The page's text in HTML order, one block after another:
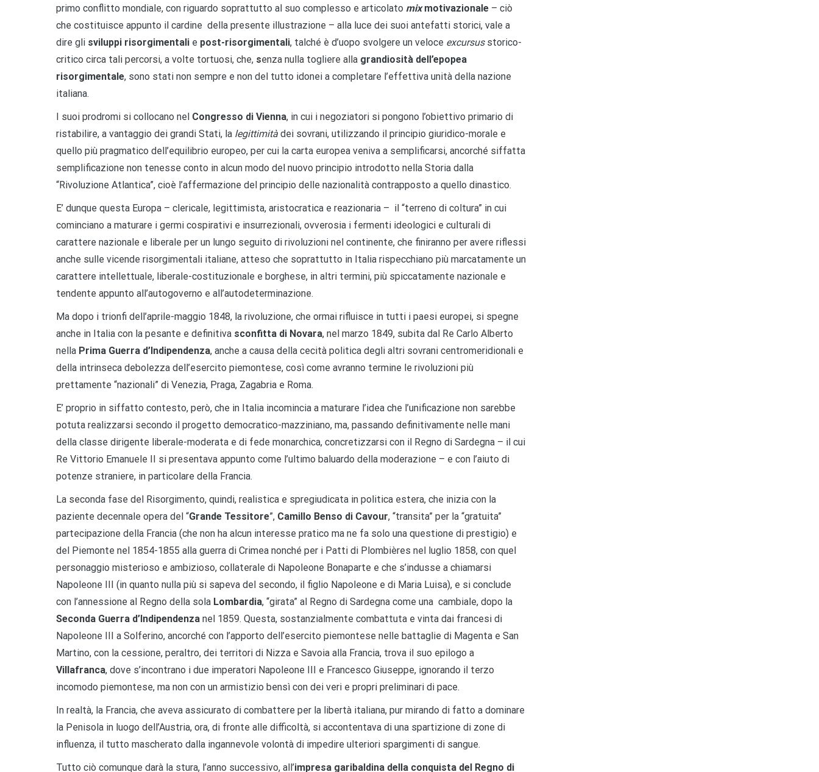
primo conflitto mondiale, con riguardo soprattutto al suo complesso e articolato mixmotivazionale – ciò
che costituisce appunto il cardine della presente illustrazione – alla luce dei suoi antefatti storici, vale a
dire gli sviluppi risorgimentali e post-risorgimentali, talché è d’uopo svolgere un veloce excursusstorico-
critico circa tali percorsi, a volte tortuosi, che, senza nulla togliere alla grandiosità dell’epopea
risorgimentale, sono stati non sempre e non del tutto idonei a completare l’effettiva unità della nazione
italiana.
I suoi prodromi si collocano nel Congresso di Vienna, in cui i negoziatori si pongono l’obiettivo primario di
ristabilire, a vantaggio dei grandi Stati, la legittimità dei sovrani, utilizzando il principio giuridico-morale e
quello più pragmatico dell’equilibrio europeo, per cui la carta europea veniva a semplificarsi, ancorché siffatta
semplificazione non tenesse conto in alcun modo del nuovo principio introdotto nella Storia dalla
“Rivoluzione Atlantica”, cioè l’affermazione del principio delle nazionalità contrapposto a quello dinastico.
E’ dunque questa Europa – clericale, legittimista, aristocratica e reazionaria – il “terreno di coltura” in cui
cominciano a maturare i germi cospirativi e insurrezionali, ovverosia i fermenti ideologici e culturali di
carattere nazionale e liberale per un lungo seguito di rivoluzioni nel continente, che finiranno per avere riflessi
anche sulle vicende risorgimentali italiane, atteso che soprattutto in Italia rispecchiano più marcatamente un
carattere intellettuale, liberale-costituzionale e borghese, in altri termini, più spiccatamente nazionale e
tendente appunto all’autogoverno e all’autodeterminazione.
Ma dopo i trionfi dell’aprile-maggio 1848, la rivoluzione, che ormai rifluisce in tutti i paesi europei, si spegne
anche in Italia con la pesante e definitiva sconfitta di Novara, nel marzo 1849, subita dal Re Carlo Alberto
nella Prima Guerra d’Indipendenza, anche a causa della cecità politica degli altri sovrani centromeridionali e
della intrinseca debolezza dell’esercito piemontese, così come avranno termine le rivoluzioni più
prettamente “nazionali” di Venezia, Praga, Zagabria e Roma.
E’ proprio in siffatto contesto, però, che in Italia incomincia a maturare l’idea che l’unificazione non sarebbe
potuta realizzarsi secondo il progetto democratico-mazziniano, ma, passando definitivamente nelle mani
della classe dirigente liberale-moderata e di fede monarchica, concretizzarsi con il Regno di Sardegna – il cui
Re Vittorio Emanuele II si presentava appunto come l’ultimo baluardo della moderazione – e con l’aiuto di
potenze straniere, in particolare della Francia.
La seconda fase del Risorgimento, quindi, realistica e spregiudicata in politica estera, che inizia con la
paziente decennale opera del “Grande Tessitore”, Camillo Benso di Cavour, “transita” per la “gratuita”
partecipazione della Francia (che non ha alcun interesse pratico ma ne fa solo una questione di prestigio) e
del Piemonte nel 1854-1855 alla guerra di Crimea nonché per i Patti di Plombières nel luglio 1858, con quel
personaggio misterioso e ambizioso, collaterale di Napoleone Bonaparte e che s’indusse a chiamarsi
Napoleone III (in quanto nulla più si sapeva del secondo, il figlio Napoleone e di Maria Luisa), e si conclude
con l’annessione al Regno della sola Lombardia, “girata” al Regno di Sardegna come una cambiale, dopo la
Seconda Guerra d’Indipendenza nel 1859. Questa, sostanzialmente combattuta e vinta dai francesi di
Napoleone III a Solferino, ancorché con l’apporto dell’esercito piemontese nelle battaglie di Magenta e San
Martino, con la cessione, peraltro, dei territori di Nizza e Savoia alla Francia, trova il suo epilogo a
Villafranca, dove s’incontrano i due imperatori Napoleone III e Francesco Giuseppe, ignorando il terzo
incomodo piemontese, ma non con un armistizio bensì con dei veri e propri preliminari di pace.
In realtà, la Francia, che aveva assicurato di combattere per la libertà italiana, pur mirando di fatto a dominare
la Penisola in luogo dell’Austria, ora, di fronte alle difficoltà, si accontentava di una spartizione di zone di
influenza, il tutto mascherato dalla ingannevole volontà di impedire ulteriori spargimenti di sangue.
Tutto ciò comunque darà la stura, l’anno successivo, all’impresa garibaldina della conquista del Regno di